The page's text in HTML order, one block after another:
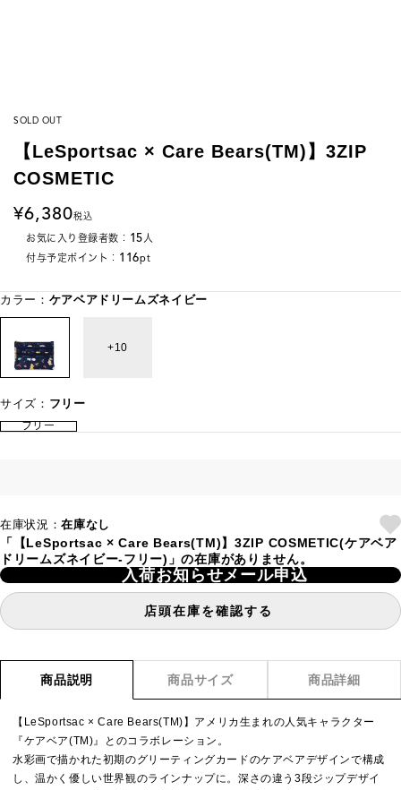
SOLD OUT
【LeSportsac × Care Bears(TM)】3ZIP
COSMETIC
6,380税込
お気に入り登録者数： 15人
付与予定ポイント： 116pt
カラー： ケアベアドリームズネイビー
10
サイズ： フリー
フリー
在庫状況：在庫なし
「【LeSportsac × Care Bears(TM)】3ZIP COSMETIC(ケアベア
ドリームズネイビー-フリー)」の在庫がありません。
入荷お知らせメール申込
店頭在庫を確認する
商品説明 商品サイズ 商品詳細
【LeSportsac × Care Bears(TM)】アメリカ生まれの人気キャラクター
『ケアベア(TM)』とのコラボレーション。
水彩画で描かれた初期のグリーティングカードのケアベアデザインで構成
し、温かく優しい世界観のラインナップに。深さの違う3段ジップデザイ